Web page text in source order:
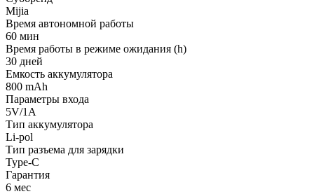
Mijia
Время автономной работы
60 мин
Время работы в режиме ожидания (h)
30 дней
Емкость аккумулятора
800 mAh
Параметры входа
5V/1А
Тип аккумулятора
Li-pol
Тип разъема для зарядки
Type-C
Гарантия
6 мес